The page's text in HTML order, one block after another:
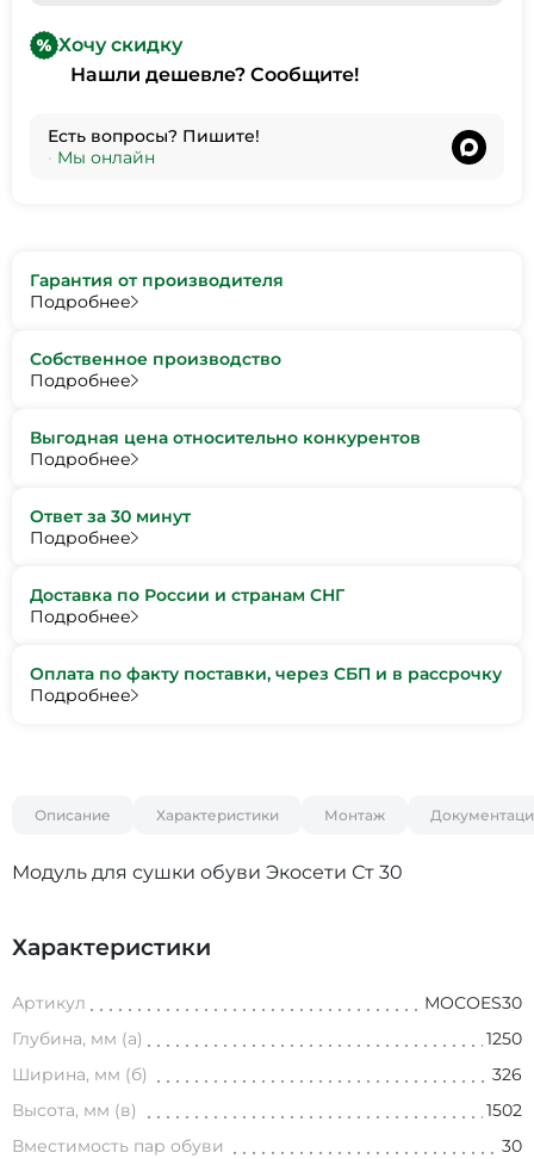
Хочу скидку
Нашли дешевле? Сообщите!
Есть вопросы? Пишите!
• Мы онлайн
Гарантия от производителя
Подробнее
Собственное производство
Подробнее
Выгодная цена относительно конкурентов
Подробнее
Ответ за 30 минут
Подробнее
Доставка по России и странам СНГ
Подробнее
Оплата по факту поставки, через СБП и в рассрочку
Подробнее
Описание Характеристики Монтаж
Модуль для сушки обуви Экосети Ст 30
Характеристики
Артикул
МОСОES30
Глубина, мм (а)
1250
Ширина, мм (б)
326
Высота, мм (в)
1502
Вместимость пар обуви
30